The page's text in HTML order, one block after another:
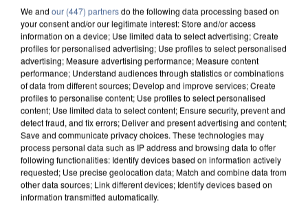
We and our (447) partnersdo the following data processing based on
your consent and/or our legitimate interest: Store and/or access
information on a device; Use limited data to select advertising; Create
profiles for personalised advertising; Use profiles to select personalised
advertising; Measure advertising performance; Measure content
performance; Understand audiences through statistics or combinations
of data from different sources; Develop and improve services; Create
profiles to personalise content; Use profiles to select personalised
content; Use limited data to select content; Ensure security, prevent and
detect fraud, and fix errors; Deliver and present advertising and content;
Save and communicate privacy choices. These technologies may
process personal data such as IP address and browsing data to offer
following functionalities: Identify devices based on information actively
requested; Use precise geolocation data; Match and combine data from
other data sources; Link different devices; Identify devices based on
information transmitted automatically.